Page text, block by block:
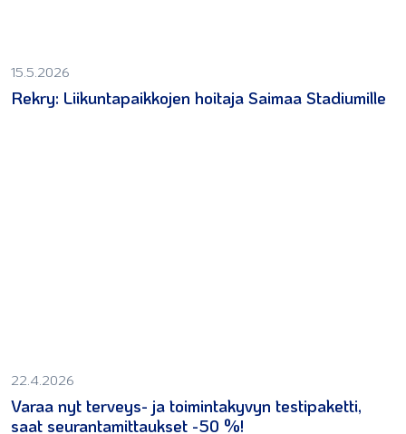
15.5.2026
Rekry: Liikuntapaikkojen hoitaja Saimaa Stadiumille
22.4.2026
Varaa nyt terveys- ja toimintakyvyn testipaketti,
saat seurantamittaukset -50 %!